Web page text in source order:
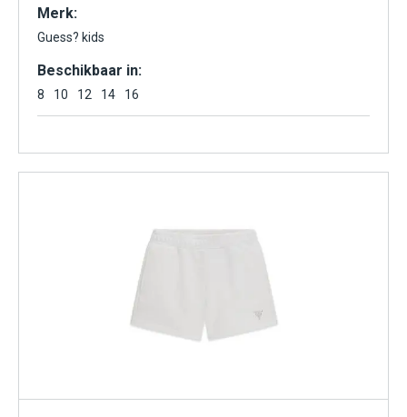
Merk:
Guess? kids
Beschikbaar in:
8 10 12 14 16